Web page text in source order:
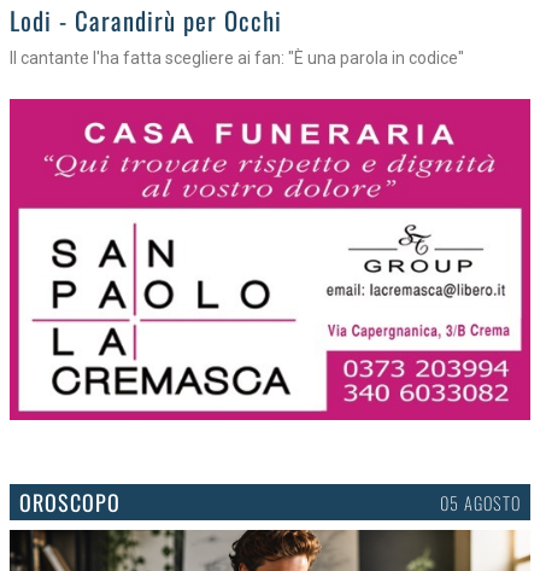
Lodi - Carandirù per Occhi
Il cantante l'ha fatta scegliere ai fan: "È una parola in codice"
OROSCOPO 05 AGOSTO